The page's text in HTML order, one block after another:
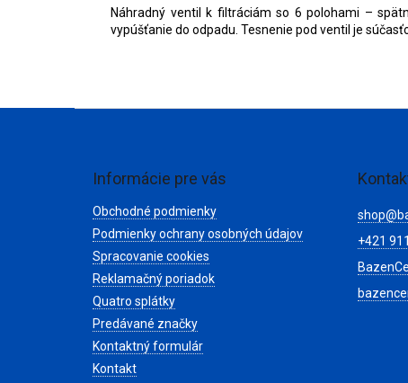
Náhradný ventil k filtráciám so 6 polohami –
vypúšťanie do odpadu. Tesnenie pod ventil je
Informácie pre vás
Obchodné podmienky
Podmienky ochrany osobných údajov
Spracovanie cookies
Reklamačný poriadok
Quatro splátky
Predávané značky
Kontaktný formulár
Kontakt
shop@
+421